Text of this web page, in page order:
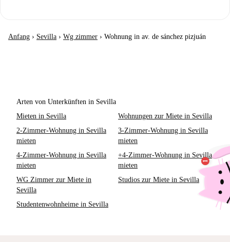
Anfang › Sevilla › Wg zimmer › Wohnung in av. de sánchez pizjuán
Arten von Unterkünften in Sevilla
Mieten in Sevilla
Wohnungen zur Miete in Sevilla
2-Zimmer-Wohnung in Sevilla
mieten
3-Zimmer-Wohnung in Sevilla
mieten
4-Zimmer-Wohnung in Sevilla
mieten
+4-Zimmer-Wohnung in Sevilla
mieten
WG Zimmer zur Miete in
Sevilla
Studios zur Miete in Sevilla
Studentenwohnheime in Sevilla